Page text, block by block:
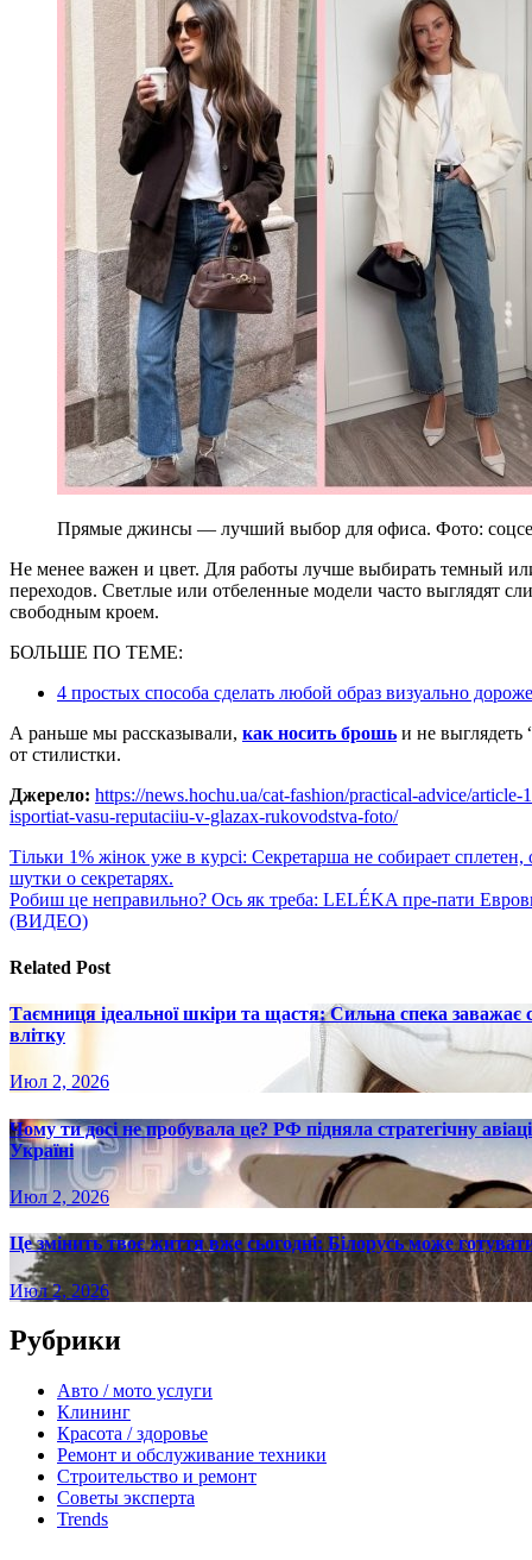
Прямые джинсы — лучший выбор для офиса. Фото:
Не менее важен и цвет. Для работы лучше выбирать темный
переходов. Светлые или отбеленные модели часто выглядят
свободным кроем.
БОЛЬШЕ ПО ТЕМЕ:
4 простых способа сделать любой образ визуально
А раньше мы рассказывали, как носить брошь и не
от стилистки.
Джерело: https://news.hochu.ua/cat-fashion/practical-advice/
isportiat-vasu-reputaciiu-v-glazax-rukovodstva-foto/
Навигация
по
записям
Тільки 1% жінок уже в курсі: Секретарша не собирает
шутки о секретарях.
Робиш це неправильно? Ось як треба: LELÉKA пре-пати
(ВИДЕО)
Related Post
Таємниця ідеальної шкіри та щастя: Сильна спека
влітку
Июл 2, 2026
Чому ти досі не пробувала це? РФ підняла стратегічну
Україні
Июл 2, 2026
Це змінить твоє життя вже сьогодні: Білорусь може
Июл 2, 2026
Рубрики
Авто / мото услуги
Клининг
Красота / здоровье
Ремонт и обслуживание техники
Строительство и ремонт
Советы эксперта
Trends